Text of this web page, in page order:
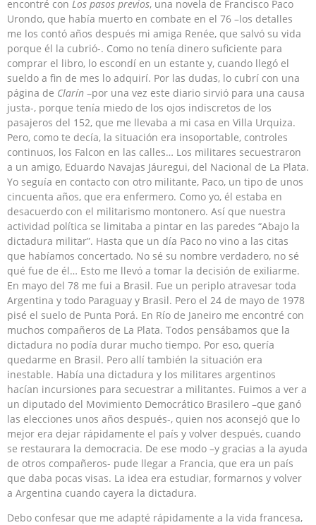
encontré con Los pasos previos, una novela de Francisco Paco
Urondo, que había muerto en combate en el 76 –los detalles
me los contó años después mi amiga Renée, que salvó su vida
porque él la cubrió-. Como no tenía dinero suficiente para
comprar el libro, lo escondí en un estante y, cuando llegó el
sueldo a fin de mes lo adquirí. Por las dudas, lo cubrí con una
página de Clarín –por una vez este diario sirvió para una causa
justa-, porque tenía miedo de los ojos indiscretos de los
pasajeros del 152, que me llevaba a mi casa en Villa Urquiza.
Pero, como te decía, la situación era insoportable, controles
continuos, los Falcon en las calles… Los militares secuestraron
a un amigo, Eduardo Navajas Jáuregui, del Nacional de La Plata.
Yo seguía en contacto con otro militante, Paco, un tipo de unos
cincuenta años, que era enfermero. Como yo, él estaba en
desacuerdo con el militarismo montonero. Así que nuestra
actividad política se limitaba a pintar en las paredes “Abajo la
dictadura militar”. Hasta que un día Paco no vino a las citas
que habíamos concertado. No sé su nombre verdadero, no sé
qué fue de él… Esto me llevó a tomar la decisión de exiliarme.
En mayo del 78 me fui a Brasil. Fue un periplo atravesar toda
Argentina y todo Paraguay y Brasil. Pero el 24 de mayo de 1978
pisé el suelo de Punta Porá. En Río de Janeiro me encontré con
muchos compañeros de La Plata. Todos pensábamos que la
dictadura no podía durar mucho tiempo. Por eso, quería
quedarme en Brasil. Pero allí también la situación era
inestable. Había una dictadura y los militares argentinos
hacían incursiones para secuestrar a militantes. Fuimos a ver a
un diputado del Movimiento Democrático Brasilero –que ganó
las elecciones unos años después-, quien nos aconsejó que lo
mejor era dejar rápidamente el país y volver después, cuando
se restaurara la democracia. De ese modo –y gracias a la ayuda
de otros compañeros- pude llegar a Francia, que era un país
que daba pocas visas. La idea era estudiar, formarnos y volver
a Argentina cuando cayera la dictadura.
Debo confesar que me adapté rápidamente a la vida francesa,